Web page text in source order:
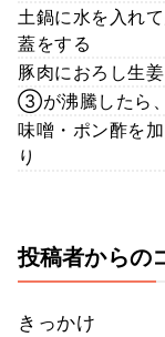
土鍋に水を入れ
蓋をする
豚肉におろし生
③が沸騰したら
味噌・ポン酢を
り
投稿者からの
きっかけ